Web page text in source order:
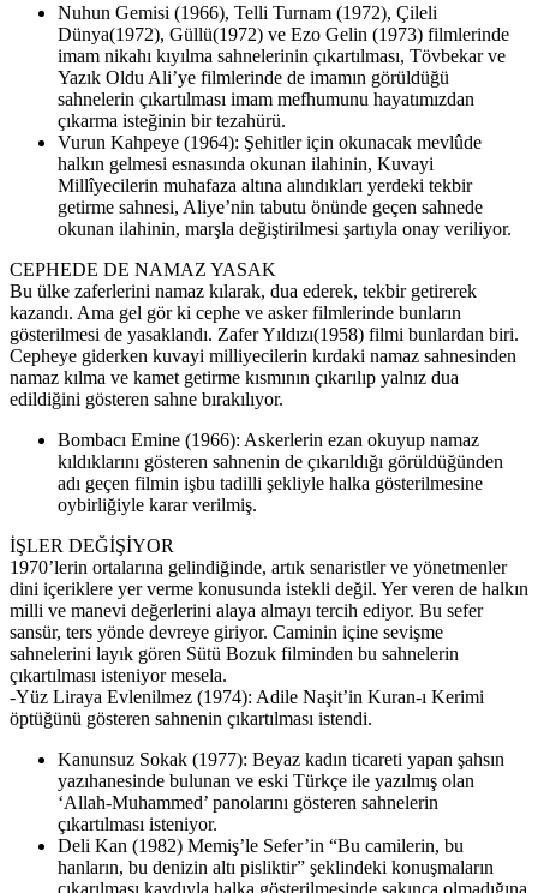
Nuhun Gemisi (1966), Telli Turnam (1972), Çileli
Dünya(1972), Güllü(1972) ve Ezo Gelin (1973) filmlerinde
imam nikahı kıyılma sahnelerinin çıkartılması, Tövbekar ve
Yazık Oldu Ali’ye filmlerinde de imamın görüldüğü
sahnelerin çıkartılması imam mefhumunu hayatımızdan
çıkarma isteğinin bir tezahürü.
Vurun Kahpeye (1964): Şehitler için okunacak mevlûde
halkın gelmesi esnasında okunan ilahinin, Kuvayi
Millîyecilerin muhafaza altına alındıkları yerdeki tekbir
getirme sahnesi, Aliye’nin tabutu önünde geçen sahnede
okunan ilahinin, marşla değiştirilmesi şartıyla onay veriliyor.
CEPHEDE DE NAMAZ YASAK
Bu ülke zaferlerini namaz kılarak, dua ederek, tekbir getirerek
kazandı. Ama gel gör ki cephe ve asker filmlerinde bunların
gösterilmesi de yasaklandı. Zafer Yıldızı(1958) filmi bunlardan biri.
Cepheye giderken kuvayi milliyecilerin kırdaki namaz sahnesinden
namaz kılma ve kamet getirme kısmının çıkarılıp yalnız dua
edildiğini gösteren sahne bırakılıyor.
Bombacı Emine (1966): Askerlerin ezan okuyup namaz
kıldıklarını gösteren sahnenin de çıkarıldığı görüldüğünden
adı geçen filmin işbu tadilli şekliyle halka gösterilmesine
oybirliğiyle karar verilmiş.
İŞLER DEĞİŞİYOR
1970’lerin ortalarına gelindiğinde, artık senaristler ve yönetmenler
dini içeriklere yer verme konusunda istekli değil. Yer veren de halkın
milli ve manevi değerlerini alaya almayı tercih ediyor. Bu sefer
sansür, ters yönde devreye giriyor. Caminin içine sevişme
sahnelerini layık gören Sütü Bozuk filminden bu sahnelerin
çıkartılması isteniyor mesela.
-Yüz Liraya Evlenilmez (1974): Adile Naşit’in Kuran-ı Kerimi
öptüğünü gösteren sahnenin çıkartılması istendi.
Kanunsuz Sokak (1977): Beyaz kadın ticareti yapan şahsın
yazıhanesinde bulunan ve eski Türkçe ile yazılmış olan
‘Allah-Muhammed’ panolarını gösteren sahnelerin
çıkartılması isteniyor.
Deli Kan (1982) Memiş’le Sefer’in “Bu camilerin, bu
hanların, bu denizin altı pisliktir” şeklindeki konuşmaların
çıkarılması kaydıyla halka gösterilmesinde sakınca olmadığına